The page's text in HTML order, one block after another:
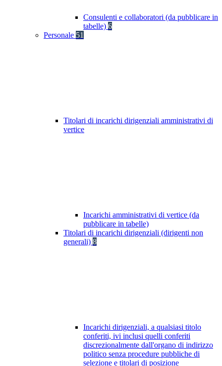
Consulenti e collaboratori (da pubblicare in
tabelle) 6
Personale 51
Titolari di incarichi dirigenziali amministrativi di
vertice
Incarichi amministrativi di vertice (da
pubblicare in tabelle)
Titolari di incarichi dirigenziali (dirigenti non
generali) 8
Incarichi dirigenziali, a qualsiasi titolo
conferiti, ivi inclusi quelli conferiti
discrezionalmente dall'organo di indirizzo
politico senza procedure pubbliche di
selezione e titolari di posizione